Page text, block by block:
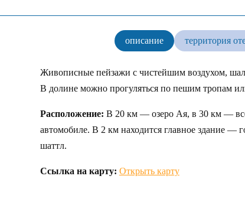
описание территория
Живописные пейзажи с чистейшим воздухом,
В долине можно прогуляться по пешим тропам
Расположение: В 20 км — озеро Ая, в 30 км —
автомобиле. В 2 км находится главное здание —
шаттл.
Ссылка на карту: Открыть карту